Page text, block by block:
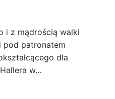
i z mądrością walki
pod patronatem
dla
w…